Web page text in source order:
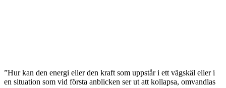
”Hur kan den energi eller den kraft som uppstår i ett vägskäl eller i
en situation som vid första anblicken ser ut att kollapsa, omvandlas